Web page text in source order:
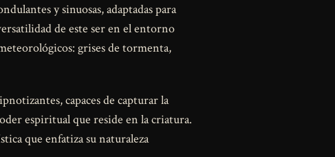
y sinuosas, adaptadas para
de este ser en el entorno
grises de tormenta,
capaces de capturar la
espiritual que reside en la criatura.
que enfatiza su naturaleza